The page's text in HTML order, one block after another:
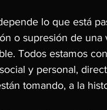
lo que está
o supresión de
Todos estamos
y personal,
tomando, a la